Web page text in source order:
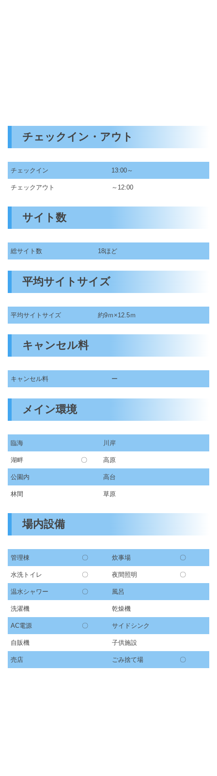
チェックイン・アウト
チェックイン 13:00～
チェックアウト ～12:00
サイト数
総サイト数 18ほど
平均サイトサイズ
平均サイトサイズ 約9ｍ×12.5ｍ
キャンセル料
キャンセル料 ー
メイン環境
臨海 川岸
湖畔 〇 高原
公園内 高台
林間 草原
場内設備
管理棟 〇 炊事場 〇
水洗トイレ 〇 夜間照明 〇
温水シャワー 〇 風呂
洗濯機 乾燥機
AC電源 〇 サイドシンク
自販機 子供施設
売店 ごみ捨て場 〇